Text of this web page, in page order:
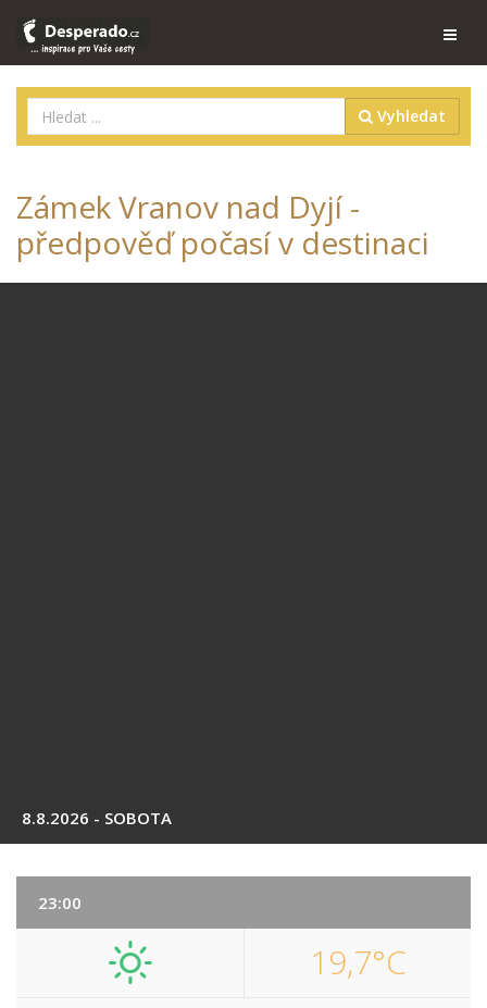
Vyhledat
Zámek Vranov nad Dyjí -
předpověď počasí v destinaci
8.8.2026 - SOBOTA
23:00
19,7°C